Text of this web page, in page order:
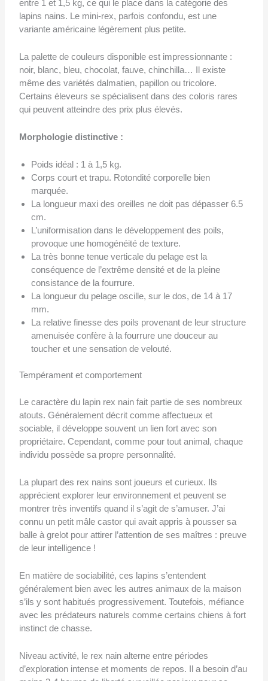
entre 1 et 1,5 kg, ce qui le place dans la catégorie des
lapins nains. Le mini-rex, parfois confondu, est une
variante américaine légèrement plus petite.
La palette de couleurs disponible est impressionnante :
noir, blanc, bleu, chocolat, fauve, chinchilla… Il existe
même des variétés dalmatien, papillon ou tricolore.
Certains éleveurs se spécialisent dans des coloris rares
qui peuvent atteindre des prix plus élevés.
Morphologie distinctive :
Poids idéal : 1 à 1,5 kg.
Corps court et trapu. Rotondité corporelle bien
marquée.
La longueur maxi des oreilles ne doit pas dépasser 6.5
cm.
L’uniformisation dans le développement des poils,
provoque une homogénéité de texture.
La très bonne tenue verticale du pelage est la
conséquence de l’extrême densité et de la pleine
consistance de la fourrure.
La longueur du pelage oscille, sur le dos, de 14 à 17
mm.
La relative finesse des poils provenant de leur structure
amenuisée confère à la fourrure une douceur au
toucher et une sensation de velouté.
Tempérament et comportement
Le caractère du lapin rex nain fait partie de ses nombreux
atouts. Généralement décrit comme affectueux et
sociable, il développe souvent un lien fort avec son
propriétaire. Cependant, comme pour tout animal, chaque
individu possède sa propre personnalité.
La plupart des rex nains sont joueurs et curieux. Ils
apprécient explorer leur environnement et peuvent se
montrer très inventifs quand il s’agit de s’amuser. J’ai
connu un petit mâle castor qui avait appris à pousser sa
balle à grelot pour attirer l’attention de ses maîtres : preuve
de leur intelligence !
En matière de sociabilité, ces lapins s’entendent
généralement bien avec les autres animaux de la maison
s’ils y sont habitués progressivement. Toutefois, méfiance
avec les prédateurs naturels comme certains chiens à fort
instinct de chasse.
Niveau activité, le rex nain alterne entre périodes
d’exploration intense et moments de repos. Il a besoin d’au